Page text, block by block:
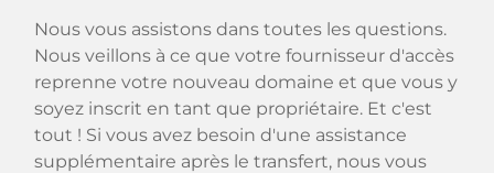
Nous vous assistons dans toutes les questions.
Nous veillons à ce que votre fournisseur d'accès
reprenne votre nouveau domaine et que vous y
soyez inscrit en tant que propriétaire. Et c'est
tout ! Si vous avez besoin d'une assistance
supplémentaire après le transfert, nous vous